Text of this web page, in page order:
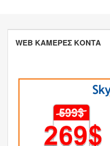
WEB ΚΑΜΕΡΕΣ ΚΟΝΤΑ